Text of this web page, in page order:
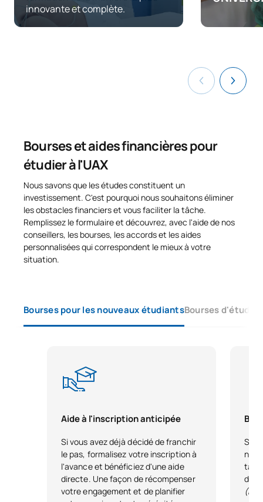
innovante et complète.
Premier
Bourses et aides financières pour
étudier à l'UAX
Nous savons que les études constituent un
investissement. C'est pourquoi nous souhaitons éliminer
les obstacles financiers et vous faciliter la tâche.
Remplissez le formulaire et découvrez, avec l'aide de nos
conseillers, les bourses, les accords et les aides
personnalisées qui correspondent le mieux à votre
situation.
Bourses pour les nouveaux étudiantsBourses d'études
Aide à l'inscription anticipée
Si vous avez déjà décidé de franchir
le pas, formalisez votre inscription à
l'avance et bénéficiez d'une aide
directe. Une façon de récompenser
votre engagement et de planifier
Si